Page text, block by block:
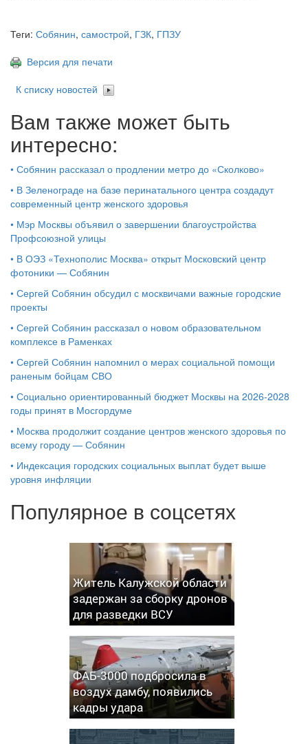
Теги: Собянин, самострой, ГЗК, ГПЗУ
Версия для печати
К списку новостей
Вам также может быть
интересно:
• Собянин рассказал о продлении метро до «Сколково»
• В Зеленограде на базе перинатального центра создадут
современный центр женского здоровья
• Мэр Москвы объявил о завершении благоустройства
Профсоюзной улицы
• В ОЭЗ «Технополис Москва» открыт Московский центр
фотоники — Собянин
• Сергей Собянин обсудил с москвичами важные городские
проекты
• Сергей Собянин рассказал о новом образовательном
комплексе в Раменках
• Сергей Собянин напомнил о мерах социальной помощи
раненым бойцам СВО
• Социально ориентированный бюджет Москвы на 2026-2028
годы принят в Мосгордуме
• Москва продолжит создание центров женского здоровья по
всему городу — Собянин
• Индексация городских социальных выплат будет выше
уровня инфляции
Популярное в соцсетях
Житель Калужской области
задержан за сборку дронов
для разведки ВСУ
ФАБ-3000 подбросила в
воздух дамбу, появились
кадры удара